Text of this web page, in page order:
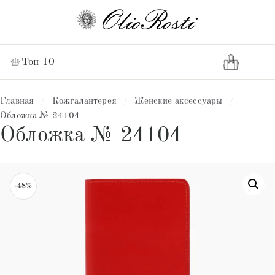
Топ 10
Главная Кожгалантерея Женские аксессуары
Обложка № 24104
Обложка № 24104
-48%